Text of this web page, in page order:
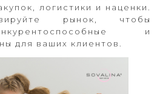
логистики и наценки.
рынок, чтобы
и
для ваших клиентов.